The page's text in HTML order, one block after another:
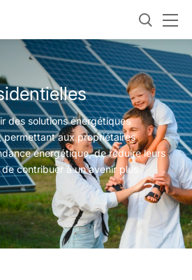
des solutions énergétiques
permettant aux propriétaires
énergétique, de réduire leurs
contribuer à un avenir plus